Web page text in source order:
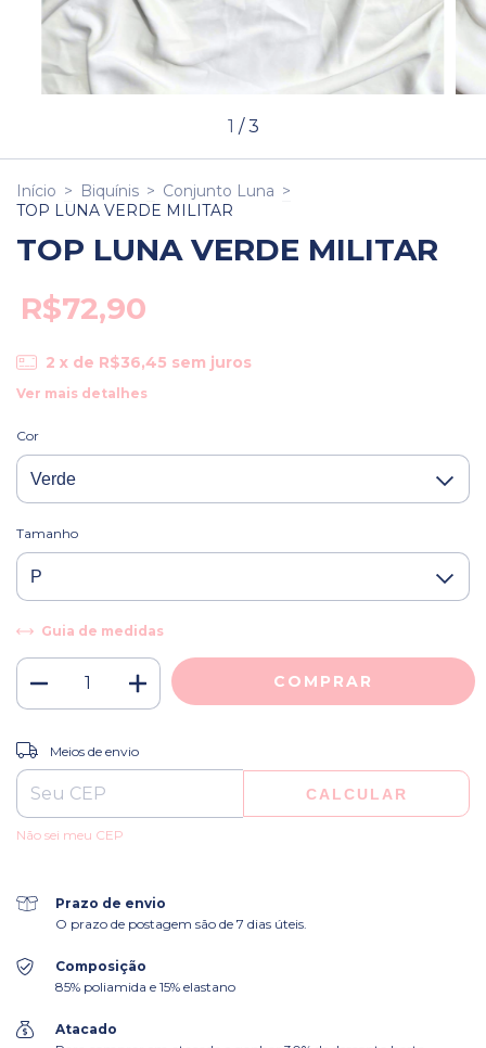
1 /3
Início > Biquínis > Conjunto Luna >
TOP LUNA VERDE MILITAR
TOP LUNA VERDE MILITAR
R$72,90
2 x de R$36,45 sem juros
Ver mais detalhes
Cor
Tamanho
Guia de medidas
Entregas para o CEP:
Meios de envio
CALCULAR
Não sei meu CEP
Prazo de envio
O prazo de postagem são de 7 dias úteis.
Composição
85% poliamida e 15% elastano
Atacado